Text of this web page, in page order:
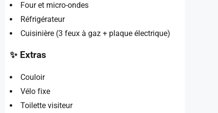
Four et micro-ondes
Réfrigérateur
Cuisinière (3 feux à gaz + plaque électrique)
✨ Extras
Couloir
Vélo fixe
Toilette visiteur